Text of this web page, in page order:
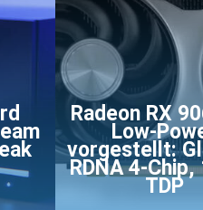
Radeon RX
Low-
vorgestellt:
RDNA 4-Chip,
TDP